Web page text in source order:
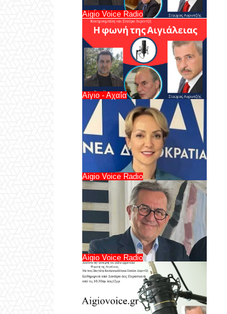
Aigio Voice Radio
Αίγιο - Αχαΐα
Aigio Voice Radio
Aigio Voice Radio